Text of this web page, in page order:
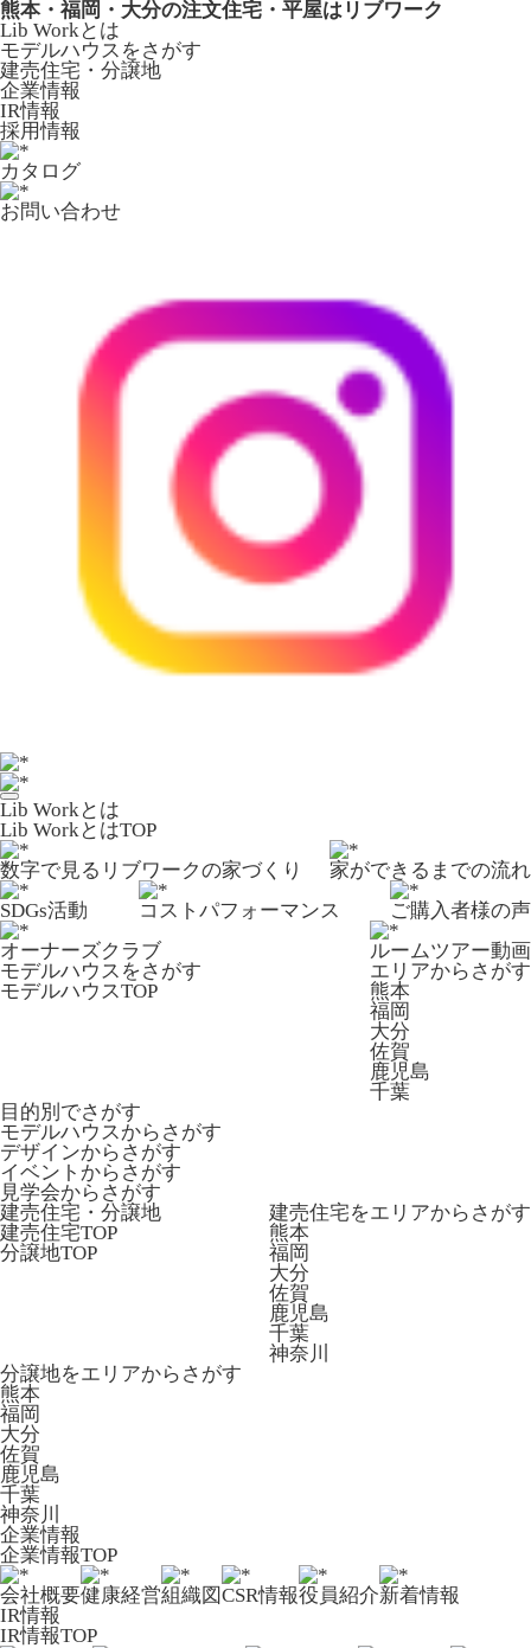
熊本・福岡・大分の注文住宅・平屋はリブワーク
Lib Workとは
モデルハウスをさがす
建売住宅・分譲地
企業情報
IR情報
採用情報
カタログ
お問い合わせ
Lib Workとは
Lib WorkとはTOP
数字で⾒るリブワークの家づくり
家ができるまでの流れ
SDGs活動
コストパフォーマンス
ご購入者様の声
オーナーズクラブ
ルームツアー動画
モデルハウスをさがす
モデルハウスTOP
エリアからさがす
熊本
福岡
大分
佐賀
鹿児島
千葉
目的別でさがす
モデルハウスからさがす
デザインからさがす
イベントからさがす
見学会からさがす
建売住宅・分譲地
建売住宅TOP
分譲地TOP
建売住宅をエリアからさがす
熊本
福岡
大分
佐賀
鹿児島
千葉
神奈川
分譲地をエリアからさがす
熊本
福岡
大分
佐賀
鹿児島
千葉
神奈川
企業情報
企業情報TOP
会社概要健康経営組織図CSR情報役員紹介新着情報
IR情報
IR情報TOP